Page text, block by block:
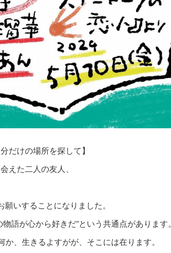
だけの場所を探して】
えた二人の友人、
いすることになりました。
語が心から好きだ”という共通点があります。
か、生きるよすがが、そこには在ります。